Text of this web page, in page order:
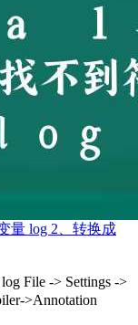
量 log 2、转换成
File -> Settings ->
>Annotation